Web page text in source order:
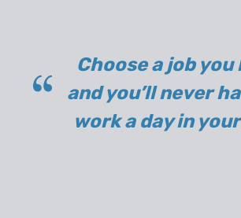
Choose a job you
and you’ll never
work a day in